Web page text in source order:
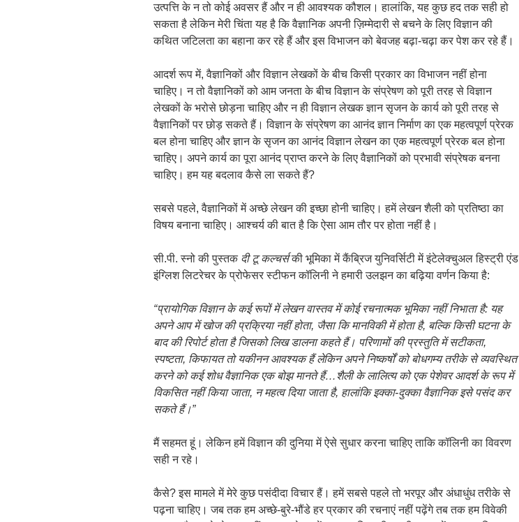
उत्पत्ति के न तो कोई अवसर हैं और न ही आवश्यक कौशल। हालांकि, यह कुछ हद तक सही हो
सकता है लेकिन मेरी चिंता यह है कि वैज्ञानिक अपनी ज़िम्मेदारी से बचने के लिए विज्ञान की
कथित जटिलता का बहाना कर रहे हैं और इस विभाजन को बेवजह बढ़ा-चढ़ा कर पेश कर रहे हैं।
आदर्श रूप में, वैज्ञानिकों और विज्ञान लेखकों के बीच किसी प्रकार का विभाजन नहीं होना
चाहिए। न तो वैज्ञानिकों को आम जनता के बीच विज्ञान के संप्रेषण को पूरी तरह से विज्ञान
लेखकों के भरोसे छोड़ना चाहिए और न ही विज्ञान लेखक ज्ञान सृजन के कार्य को पूरी तरह से
वैज्ञानिकों पर छोड़ सकते हैं। विज्ञान के संप्रेषण का आनंद ज्ञान निर्माण का एक महत्वपूर्ण प्रेरक
बल होना चाहिए और ज्ञान के सृजन का आनंद विज्ञान लेखन का एक महत्वपूर्ण प्रेरक बल होना
चाहिए। अपने कार्य का पूरा आनंद प्राप्त करने के लिए वैज्ञानिकों को प्रभावी संप्रेषक बनना
चाहिए। हम यह बदलाव कैसे ला सकते हैं?
सबसे पहले, वैज्ञानिकों में अच्छे लेखन की इच्छा होनी चाहिए। हमें लेखन शैली को प्रतिष्ठा का
विषय बनाना चाहिए। आश्चर्य की बात है कि ऐसा आम तौर पर होता नहीं है।
सी.पी. स्नो की पुस्तक दी टू कल्चर्सकी भूमिका में कैंब्रिज युनिवर्सिटी में इंटेलेक्चुअल हिस्ट्री एंड
इंग्लिश लिटरेचर के प्रोफेसर स्टीफन कॉलिनी ने हमारी उलझन का बढ़िया वर्णन किया है:
“प्रायोगिक विज्ञान के कई रूपों में लेखन वास्तव में कोई रचनात्मक भूमिका नहीं निभाता है: यह
अपने आप में खोज की प्रक्रिया नहीं होता, जैसा कि मानविकी में होता है, बल्कि किसी घटना के
बाद की रिपोर्ट होता है जिसको लिख डालना कहते हैं। परिणामों की प्रस्तुति में सटीकता,
स्पष्टता, किफायत तो यकीनन आवश्यक हैं लेकिन अपने निष्कर्षों को बोधगम्य तरीके से व्यवस्थित
करने को कई शोध वैज्ञानिक एक बोझ मानते हैं…शैली के लालित्य को एक पेशेवर आदर्श के रूप में
विकसित नहीं किया जाता, न महत्व दिया जाता है, हालांकि इक्का-दुक्का वैज्ञानिक इसे पसंद कर
सकते हैं।”
मैं सहमत हूं। लेकिन हमें विज्ञान की दुनिया में ऐसे सुधार करना चाहिए ताकि कॉलिनी का विवरण
सही न रहे।
कैसे? इस मामले में मेरे कुछ पसंदीदा विचार हैं। हमें सबसे पहले तो भरपूर और अंधाधुंध तरीके से
पढ़ना चाहिए। जब तक हम अच्छे-बुरे-भौंडे हर प्रकार की रचनाएं नहीं पढ़ेंगे तब तक हम विवेकी